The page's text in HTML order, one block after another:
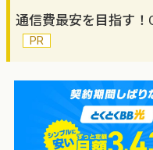
通信費最安を目指す！